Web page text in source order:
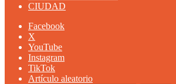
CIUDAD
Facebook
X
YouTube
Instagram
TikTok
Artículo aleatorio